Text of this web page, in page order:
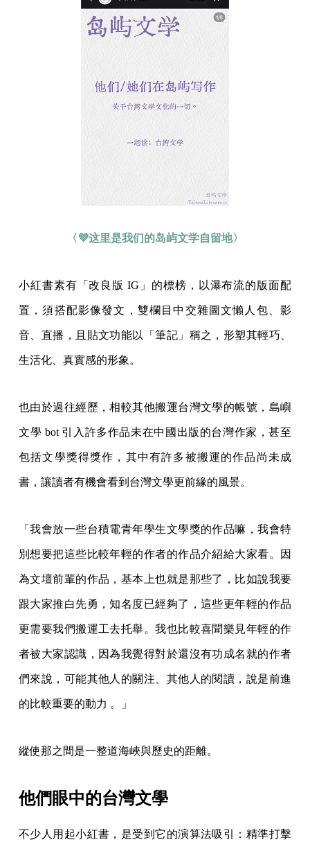
〈💜这里是我们的岛屿文学自留地〉
小紅書素有「改良版 IG」的標榜，以瀑布流的版面配
置，須搭配影像發文，雙欄目中交雜圖文懶人包、影
音、直播，且貼文功能以「筆記」稱之，形塑其輕巧、
生活化、真實感的形象。
也由於過往經歷，相較其他搬運台灣文學的帳號，島嶼
文學 bot 引入許多作品未在中國出版的台灣作家，甚至
包括文學獎得獎作，其中有許多被搬運的作品尚未成
書，讓讀者有機會看到台灣文學更前緣的風景。
「我會放一些台積電青年學生文學獎的作品嘛，我會特
別想要把這些比較年輕的作者的作品介紹給大家看。因
為文壇前輩的作品，基本上也就是那些了，比如說我要
跟大家推白先勇，知名度已經夠了，這些更年輕的作品
更需要我們搬運工去托舉。我也比較喜聞樂見年輕的作
者被大家認識，因為我覺得對於還沒有功成名就的作者
們來說，可能其他人的關注、其他人的閱讀，說是前進
的比較重要的動力 。」
縱使那之間是一整道海峽與歷史的距離。
他們眼中的台灣文學
不少人用起小紅書，是受到它的演算法吸引：精準打擊